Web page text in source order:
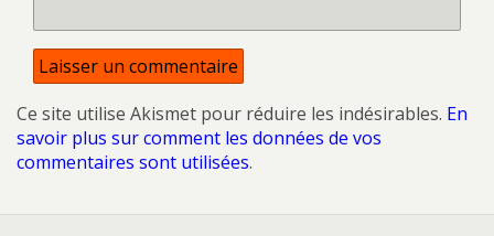
Ce site utilise Akismet pour réduire les indésirables. En
savoir plus sur comment les données de vos
commentaires sont utilisées.